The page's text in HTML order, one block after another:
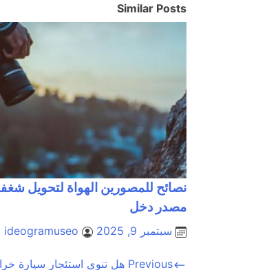
Similar Posts
نصائح للمصورين الهواة لتحويل
مصدر دخل
سبتمبر 9, 2025 ideogramuseo
Previous هل تنوي استئجار سيارة